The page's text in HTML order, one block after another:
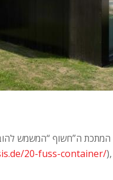
המתכת ה”חשוף “המשמש
20-fuss-container/כעת גם בהצעת